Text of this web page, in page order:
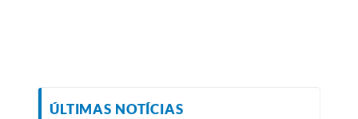
ÚLTIMAS NOTÍCIAS